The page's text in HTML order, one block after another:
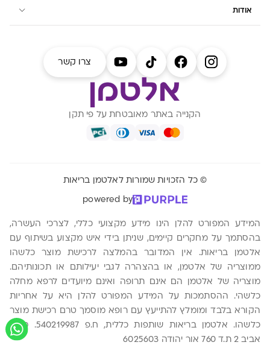
אודות
צרו קשר
הקנייה באתר מאובטחת על פי תקן
© כל הזכויות שמורות לאלטמן בריאות
powered by
המידע המפורט להלן הינו מידע מקצועי כללי, לצרכי העשרה,
בהסתמך על מחקרים קיימים, שניתן בידי איש מקצוע בשיתוף עם
אלטמן בריאות. אין המדובר בהמלצה לרכישת מוצר כלשהו
ממוצריה של אלטמן, או בהצהרה לגבי יעילותם או תכונותיהם.
מוצריה של אלטמן הם אינם תרופה ואינם מיועדים לרפא מחלה
כלשהי. ההסתמכות על המידע המפורט להלן היא על אחריות
הקורא בלבד ומומלץ להתייעץ עם רופא מוסמך טרם רכישת מוצר
כלשהו. אלטמן בריאות שותפות כללית, ח.פ 540219987. משה
אביב 2 ת.ד 760 אור יהודה 6025603